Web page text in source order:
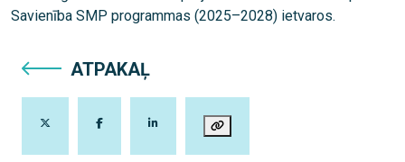
Savienība SMP programmas (2025–2028) ietvaros.
ATPAKAĻ